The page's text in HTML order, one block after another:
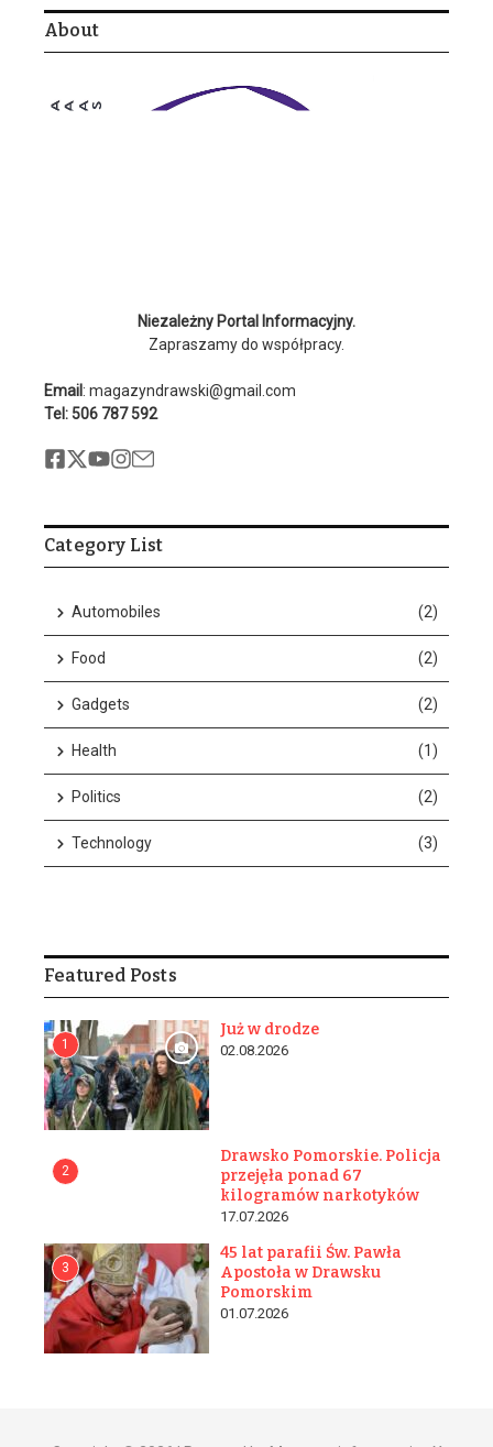
About
Niezależny Portal Informacyjny.
Zapraszamy do współpracy.
Email : magazyndrawski@gmail.com
Tel: 506 787 592
Category List
Automobiles (2)
Food (2)
Gadgets (2)
Health (1)
Politics (2)
Technology (3)
Featured Posts
1
Już w drodze
02.08.2026
2
Drawsko Pomorskie. Policja
przejęła ponad 67
kilogramów narkotyków
17.07.2026
3
45 lat parafii Św. Pawła
Apostoła w Drawsku
Pomorskim
01.07.2026